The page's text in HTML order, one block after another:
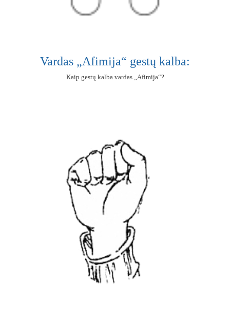
Vardas „Afimija“ gestų kalba:
Kaip gestų kalba vardas „Afimija“?